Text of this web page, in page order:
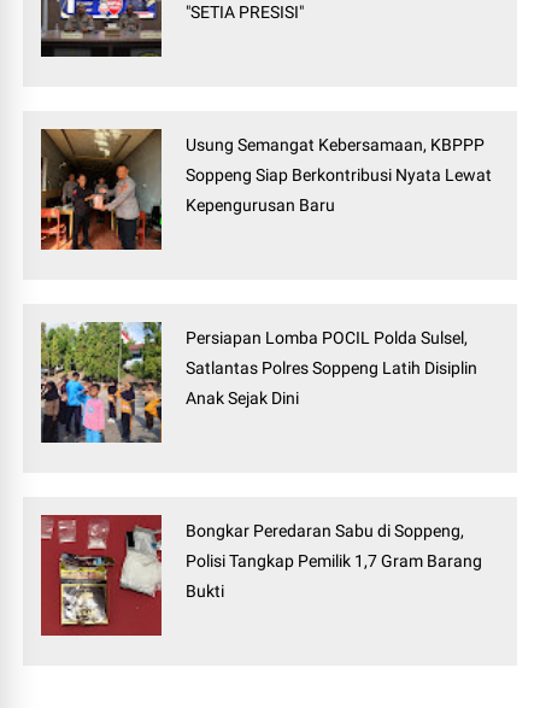
"SETIA PRESISI"
Usung Semangat Kebersamaan, KBPPP
Soppeng Siap Berkontribusi Nyata Lewat
Kepengurusan Baru
Persiapan Lomba POCIL Polda Sulsel,
Satlantas Polres Soppeng Latih Disiplin
Anak Sejak Dini
Bongkar Peredaran Sabu di Soppeng,
Polisi Tangkap Pemilik 1,7 Gram Barang
Bukti